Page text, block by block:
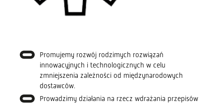
Promujemy rozwój rodzimych rozwiązań
innowacyjnych i technologicznych w celu
zmniejszenia zależności od międzynarodowych
dostawców.
Prowadzimy działania na rzecz wdrażania przepisów